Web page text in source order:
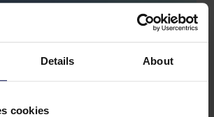
Details About
cookies